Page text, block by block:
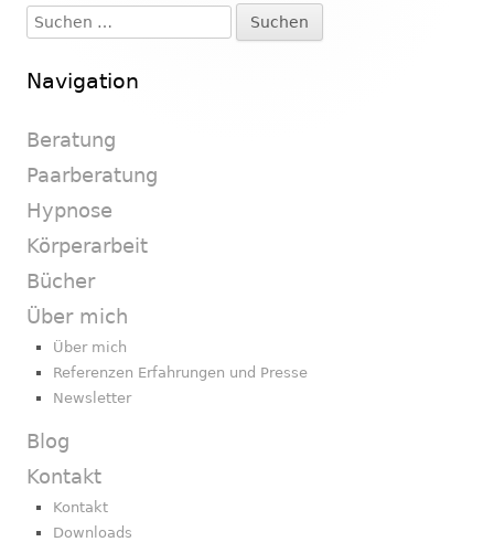
Seitenleiste
Suchen
nach:
Navigation
Beratung
Paarberatung
Hypnose
Körperarbeit
Bücher
Über mich
Über mich
Referenzen Erfahrungen und Presse
Newsletter
Blog
Kontakt
Kontakt
Downloads